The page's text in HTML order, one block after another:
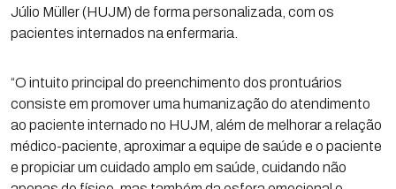
Júlio Müller (HUJM) de forma personalizada, com os
pacientes internados na enfermaria.
“O intuito principal do preenchimento dos prontuários
consiste em promover uma humanização do atendimento
ao paciente internado no HUJM, além de melhorar a relação
médico-paciente, aproximar a equipe de saúde e o paciente
e propiciar um cuidado amplo em saúde, cuidando não